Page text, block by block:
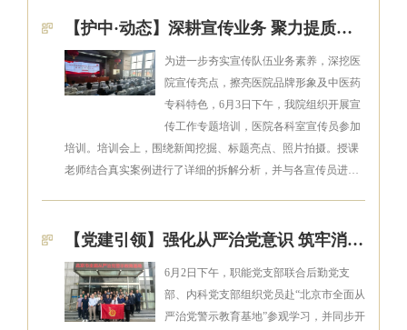
【护中·动态】深耕宣传业务 聚力提质培训——护国寺中医医院召开宣传工作专题培训会
为进一步夯实宣传队伍业务素养，深挖医
院宣传亮点，擦亮医院品牌形象及中医药
专科特色，6月3日下午，我院组织开展宣
传工作专题培训，医院各科室宣传员参加
培训。培训会上，围绕新闻挖掘、标题亮点、照片拍摄。授课
老师结合真实案例进行了详细的拆解分析，并与各宣传员进…
【党建引领】强化从严治党意识 筑牢消防安全防线
6月2日下午，职能党支部联合后勤党支
部、内科党支部组织党员赴“北京市全面从
严治党警示教育基地”参观学习，并同步开